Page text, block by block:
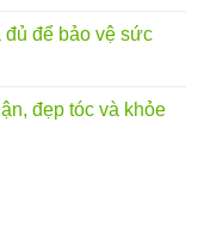
đủ để bảo vệ sức
đẹp tóc và khỏe